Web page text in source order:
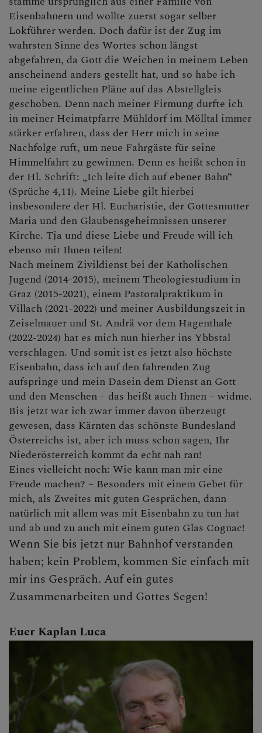
Eisenbahnern und wollte zuerst sogar selber
Lokführer werden. Doch dafür ist der Zug im
wahrsten Sinne des Wortes schon längst
abgefahren, da Gott die Weichen in meinem Leben
anscheinend anders gestellt hat, und so habe ich
meine eigentlichen Pläne auf das Abstellgleis
geschoben. Denn nach meiner Firmung durfte ich
in meiner Heimatpfarre Mühldorf im Mölltal immer
stärker erfahren, dass der Herr mich in seine
Nachfolge ruft, um neue Fahrgäste für seine
Himmelfahrt zu gewinnen. Denn es heißt schon in
der Hl. Schrift: „Ich leite dich auf ebener Bahn“
(Sprüche 4,11). Meine Liebe gilt hierbei
insbesondere der Hl. Eucharistie, der Gottesmutter
Maria und den Glaubensgeheimnissen unserer
Kirche. Tja und diese Liebe und Freude will ich
ebenso mit Ihnen teilen!
Nach meinem Zivildienst bei der Katholischen
Jugend (2014-2015), meinem Theologiestudium in
Graz (2015-2021), einem Pastoralpraktikum in
Villach (2021-2022) und meiner Ausbildungszeit in
Zeiselmauer und St. Andrä vor dem Hagenthale
(2022-2024) hat es mich nun hierher ins Ybbstal
verschlagen. Und somit ist es jetzt also höchste
Eisenbahn, dass ich auf den fahrenden Zug
aufspringe und mein Dasein dem Dienst an Gott
und den Menschen – das heißt auch Ihnen – widme.
Bis jetzt war ich zwar immer davon überzeugt
gewesen, dass Kärnten das schönste Bundesland
Österreichs ist, aber ich muss schon sagen, Ihr
Niederösterreich kommt da echt nah ran!
Eines vielleicht noch: Wie kann man mir eine
Freude machen? – Besonders mit einem Gebet für
mich, als Zweites mit guten Gesprächen, dann
natürlich mit allem was mit Eisenbahn zu tun hat
und ab und zu auch mit einem guten Glas Cognac!
Wenn Sie bis jetzt nur Bahnhof verstanden
haben; kein Problem, kommen Sie einfach mit
mir ins Gespräch. Auf ein gutes
Zusammenarbeiten und Gottes Segen!
Euer Kaplan Luca